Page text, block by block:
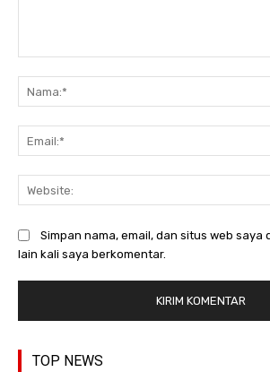
Simpan nama, email, dan situs web saya
lain kali saya berkomentar.
TOP NEWS